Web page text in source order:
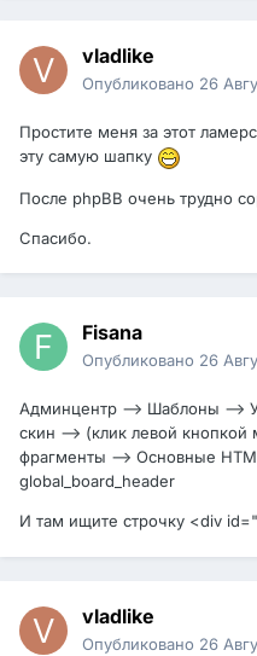
vladlike
Опубликовано 26
Простите меня за этот
эту самую шапку
После phpBB очень трудно
Спасибо.
Fisana
Опубликовано 26
Админцентр --> Шаблоны -->
скин --> (клик левой
фрагменты --> Основные
global_board_header
И там ищите строчку <div
vladlike
Опубликовано 26